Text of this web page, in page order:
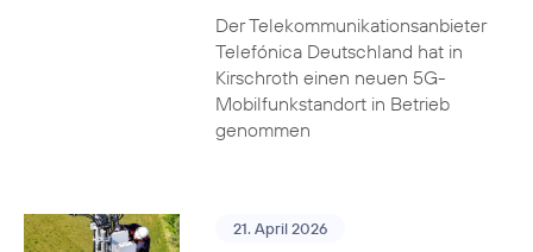
Der Telekommunikationsanbieter
Telefónica Deutschland hat in
Kirschroth einen neuen 5G-
Mobilfunkstandort in Betrieb
genommen
21. April 2026